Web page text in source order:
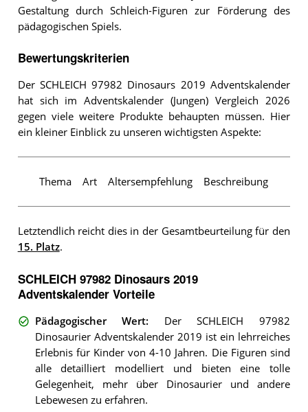
Gestaltung durch Schleich-Figuren zur Förderung des
pädagogischen Spiels.
Bewertungskriterien
Der SCHLEICH 97982 Dinosaurs 2019 Adventskalender
hat sich im Adventskalender (Jungen) Vergleich 2026
gegen viele weitere Produkte behaupten müssen. Hier
ein kleiner Einblick zu unseren wichtigsten Aspekte:
Thema Art Altersempfehlung Beschreibung
Letztendlich reicht dies in der Gesamtbeurteilung für den
15. Platz.
SCHLEICH 97982 Dinosaurs 2019
Adventskalender Vorteile
Pädagogischer Wert: Der SCHLEICH 97982
Dinosaurier Adventskalender 2019 ist ein lehrreiches
Erlebnis für Kinder von 4-10 Jahren. Die Figuren sind
alle detailliert modelliert und bieten eine tolle
Gelegenheit, mehr über Dinosaurier und andere
Lebewesen zu erfahren.